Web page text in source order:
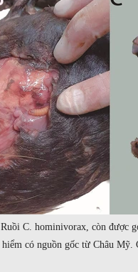
Ruồi C. hominivorax, còn được
hiểm có nguồn gốc từ Châu Mỹ.